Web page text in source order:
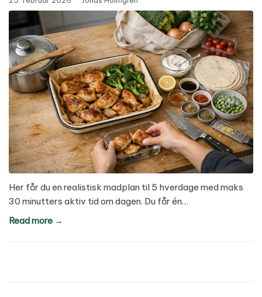
Her får du en realistisk madplan til 5 hverdage med maks
30 minutters aktiv tid om dagen. Du får én…
Read more →